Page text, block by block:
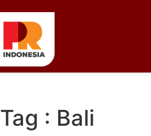
Tag : Bali